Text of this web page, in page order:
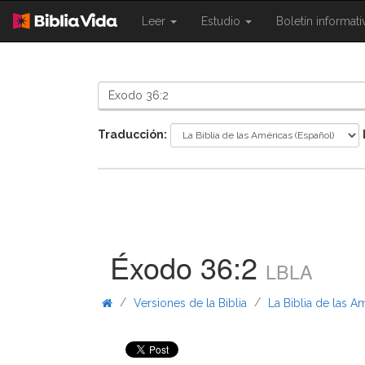
Leer
{{
Estudio
{{
Boletín
Traducción:
Éxodo 36:2 LBLA
/ Versiones de la Biblia / La Biblia de las